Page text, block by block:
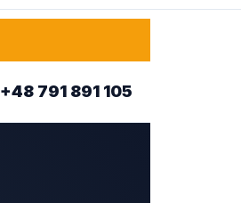
+48 791 891 105